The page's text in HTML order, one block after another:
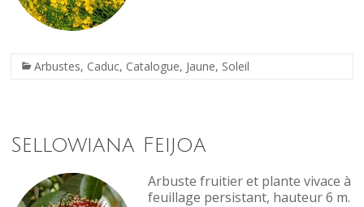
Arbustes, Caduc, Catalogue, Jaune, Soleil
Sellowiana Feijoa
Arbuste fruitier et plante vivace à
feuillage persistant, hauteur 6 m.